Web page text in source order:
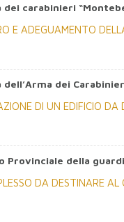
dei carabinieri
E ADEGUAMENTO
dell’Arma dei
DI UN EDIFICIO DA
Provinciale della
DA DESTINARE